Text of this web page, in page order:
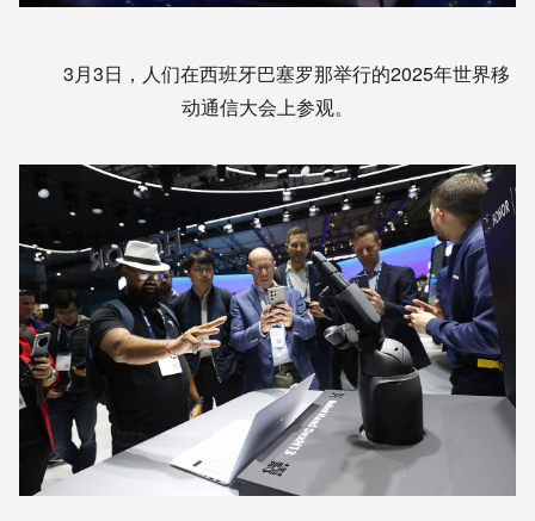
3月3日，人们在西班牙巴塞罗那举行的2025年世界移
动通信大会上参观。